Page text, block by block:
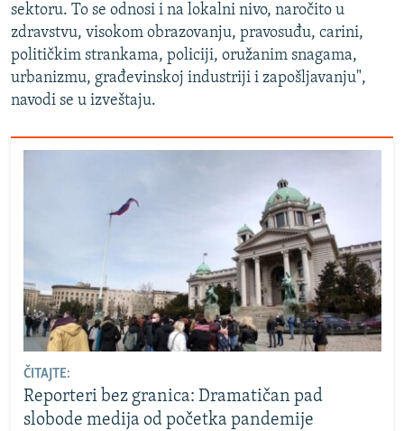
sektoru. To se odnosi i na lokalni nivo, naročito u
zdravstvu, visokom obrazovanju, pravosuđu, carini,
političkim strankama, policiji, oružanim snagama,
urbanizmu, građevinskoj industriji i zapošljavanju",
navodi se u izveštaju.
ČITAJTE:
Reporteri bez granica: Dramatičan pad
slobode medija od početka pandemije